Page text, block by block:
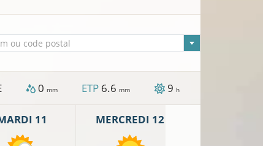
ou code postal
0 mm ETP 6.6 mm 9 h
11 MERCREDI 12